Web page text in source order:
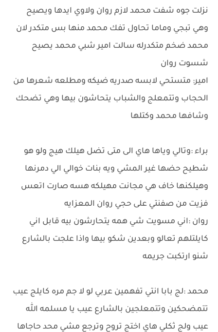
نزلت جوه شفت محمد لازم روان ولاوي ايدها ويصيح
وهي تبجي وماما تحاول تفك محمد منها بس متكدر لان
محمد ضخم متكدرله سالت امير شبي محمد يصيح
شسوت روان
امير: متستحي لابسه صدريه ضيكه ومطلعه شعرها من
الحجاب وتتمعلج والشباب يتحاشون بيها وهي تضحك
وشافها محمد وكتلها
براء :وتالي وياها هاي الى متى تضل هيلك هيج ولو هو
شطيح حضها غير المشي ويه بنات خوالي الي دمرنها
وهيلكنها خاف هي مجانت مهيلكه هسه صارت اتعس
فزيت من صفنتي على حجي روان المعزايه
روان :اني مسويت شي همه يتحارشون بيه قابل اني
كايلتلهم تعالو وبعدين شكو بيها واذا علجت بالشارع
شنو ارتكبت جريمه
محمد :لج بابا انتي تفهمين عربي لو لا جم مره كايلج عيب
تتمضحكين وتتمعلجين بالشارع عيب يا مسلمه الله
عيب ولج ثكلي هاي اختج تروح وترجع مشي محد حاجاها